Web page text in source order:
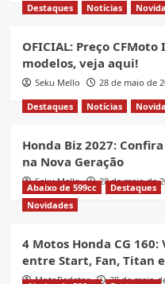
Destaques
Notícias
OFICIAL: Preço
modelos, veja aqui!
Seku Mello
28 de maio de
Destaques
Notícias
Honda Biz 2027:
na Nova Geração
Seku Mello 28 de maio de
Abaixo de 599cc Destaques
Novidades
4 Motos Honda CG
entre Start, Fan, Titan
MotoRedator 28 de maio